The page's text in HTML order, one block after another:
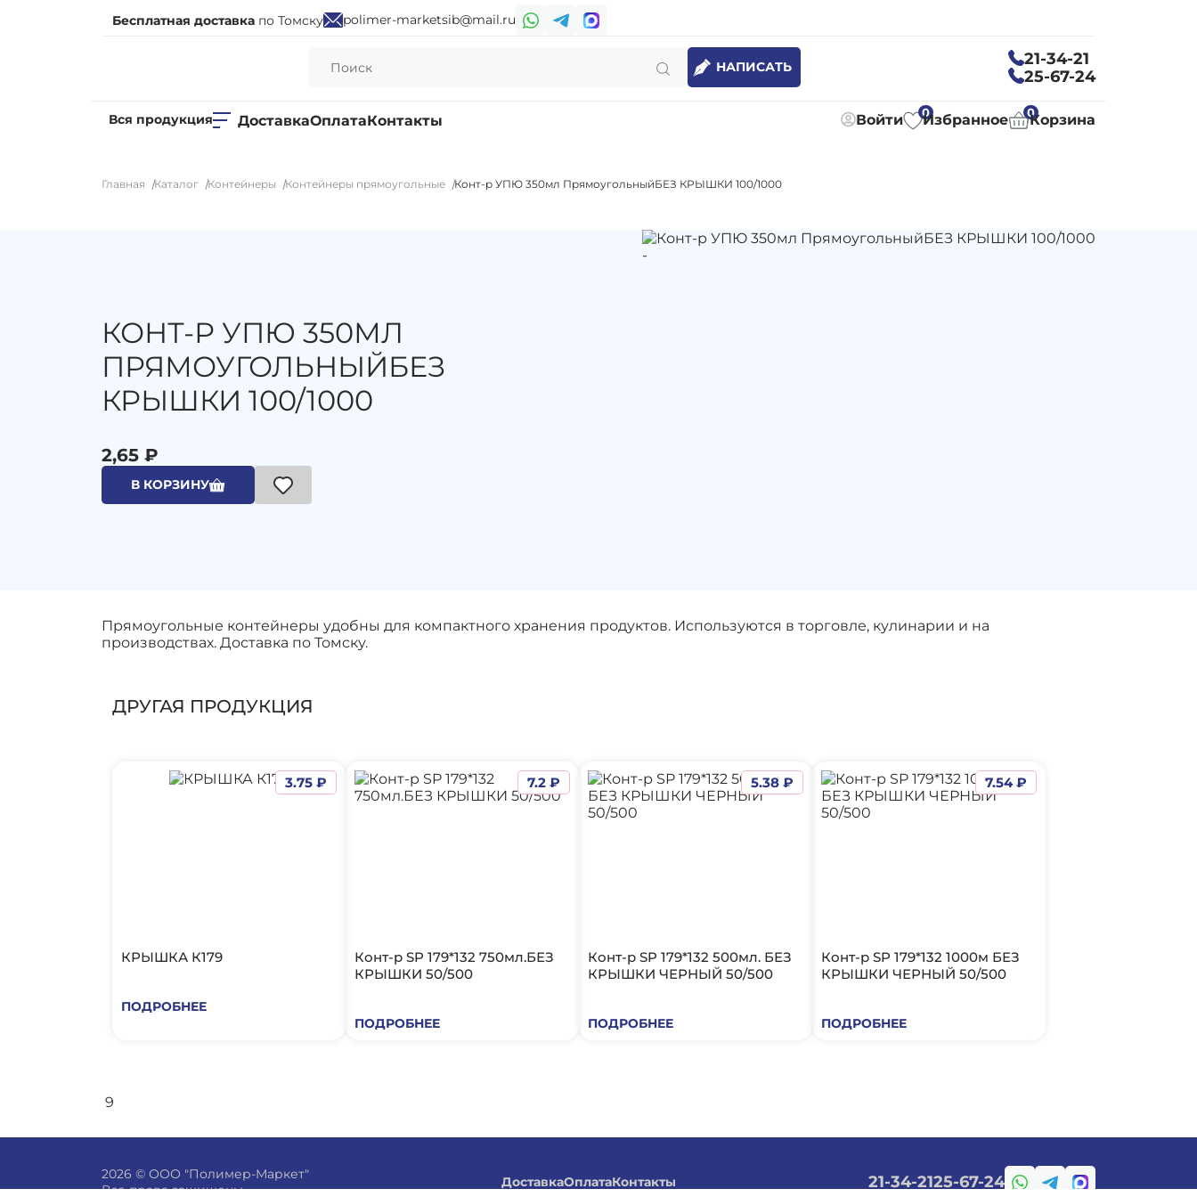
Бесплатная доставка по Томску polimer-marketsib@mail.ru
НАПИСАТЬ
21-34-21
25-67-24
Вся продукция ДоставкаОплатаКонтакты Войти 0
Избранное 0Корзина
Главная Каталог Контейнеры Контейнеры прямоугольные Конт-р УПЮ 350мл ПрямоугольныйБЕЗ КРЫШКИ 100/1000
КОНТ-Р УПЮ 350МЛ
ПРЯМОУГОЛЬНЫЙБЕЗ
КРЫШКИ 100/1000
2,65 ₽
В КОРЗИНУ
Прямоугольные контейнеры удобны для компактного хранения продуктов. Используются в торговле, кулинарии и на
производствах. Доставка по Томску.
ДРУГАЯ ПРОДУКЦИЯ
КРЫШКА К179
ПОДРОБНЕЕ
3.75 ₽
Конт-р SP 179*132 750мл.БЕЗ
КРЫШКИ 50/500
ПОДРОБНЕЕ
7.2 ₽
Конт-р SP 179*132 500мл. БЕЗ
КРЫШКИ ЧЕРНЫЙ 50/500
ПОДРОБНЕЕ
5.38 ₽
Конт-р SP 179*132 1000м БЕЗ
КРЫШКИ ЧЕРНЫЙ 50/500
ПОДРОБНЕЕ
7.54 ₽
9
2026 © ООО "Полимер-Маркет"
Все права защищены
ДоставкаОплатаКонтакты 21-34-2125-67-24